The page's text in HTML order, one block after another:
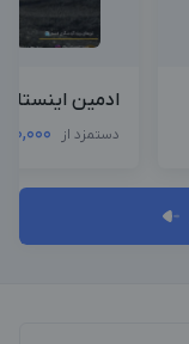
ادمین
دستمزد از